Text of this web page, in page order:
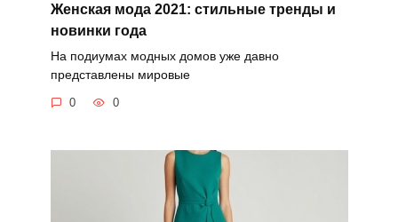
Женская мода 2021: стильные тренды и
новинки года
На подиумах модных домов уже давно
представлены мировые
0 0